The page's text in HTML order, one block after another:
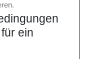
ein